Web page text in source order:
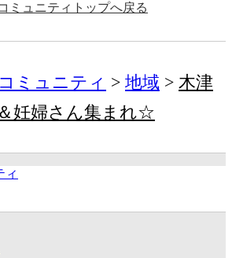
ミュニティトップへ戻る
コミュニティ 地域
木津
妊婦さん集まれ☆
ィ